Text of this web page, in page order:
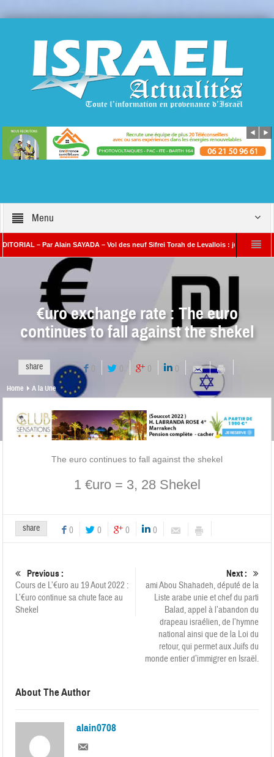
Menu
– Par Alain SAYADA – Vol des neuf Sifrei Torah de Levallois : jusqu’à quand le
Benjamin Netanyahou à l’Iran : « Si vous nous attaquez, notre
€uro exchange rate : The euro
continues to fall against the shekel
share 0 0 0 0
Home A la Une
The euro continues to fall against the shekel
1 €uro = 3, 28 Shekel
share 0 0 0 0
Previous :
Cours de L’€uro au 19 Aout 2022 :
L’€uro continue sa chute face au
Shekel
Next :
ami Abou Shahadeh, député de la
Liste arabe unie et chef du parti
Balad, appel à l’abandon du
drapeau israélien, de l’hymne
national ainsi que de la Loi du
retour, qui permet aux Juifs du
monde entier d’immigrer en Israël.
About The Author
alain0708